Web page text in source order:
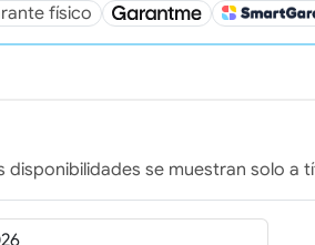
físico
disponibilidades se muestran solo